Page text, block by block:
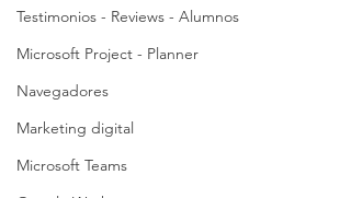
Testimonios - Reviews - Alumnos
Microsoft Project - Planner
Navegadores
Marketing digital
Microsoft Teams